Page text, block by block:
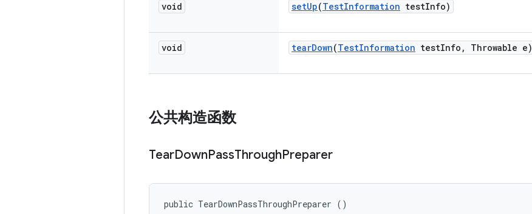
void setUp(TestInformation testInfo)
void tearDown(TestInformation testInfo , Throwable e)
公共构造函数
TearDownPassThroughPreparer
public TearDownPassThroughPreparer ()